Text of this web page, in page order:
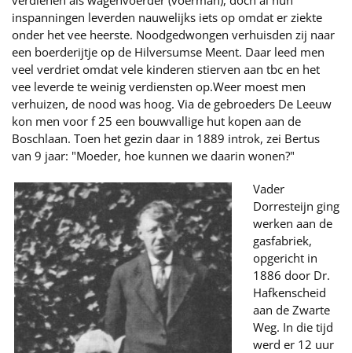
inspanningen leverden nauwelijks iets op omdat er ziekte
onder het vee heerste. Noodgedwongen verhuisden zij naar
een boerderijtje op de Hilversumse Meent. Daar leed men
veel verdriet omdat vele kinderen stierven aan tbc en het
vee leverde te weinig verdiensten op.Weer moest men
verhuizen, de nood was hoog. Via de gebroeders De Leeuw
kon men voor f 25 een bouwvallige hut kopen aan de
Boschlaan. Toen het gezin daar in 1889 introk, zei Bertus
van 9 jaar: "Moeder, hoe kunnen we daarin wonen?"
Vader
Dorresteijn ging
werken aan de
gasfabriek,
opgericht in
1886 door Dr.
Hafkenscheid
aan de Zwarte
Weg. In die tijd
werd er 12 uur